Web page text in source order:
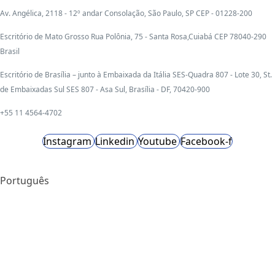
Av. Angélica, 2118 - 12º andar Consolação, São Paulo, SP CEP - 01228-200
Escritório de Mato Grosso Rua Polônia, 75 - Santa Rosa,Cuiabá CEP 78040-290
Brasil
Escritório de Brasília – junto à Embaixada da Itália SES-Quadra 807 - Lote 30, St.
de Embaixadas Sul SES 807 - Asa Sul, Brasília - DF, 70420-900
+55 11 4564-4702
Instagram Linkedin Youtube Facebook-f
Português